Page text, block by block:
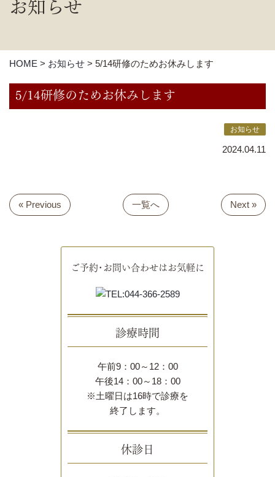
HOME > お知らせ > 5/14研修のためお休みします
5/14研修のためお休みします
お知らせ
2024.04.11
« Previous 一覧へ Next »
ご予約･お問い合わせはお気軽に
診療時間
午前9：00～12：00
午後14：00～18：00
※土曜日は16時で診療を
終了します。
休診日